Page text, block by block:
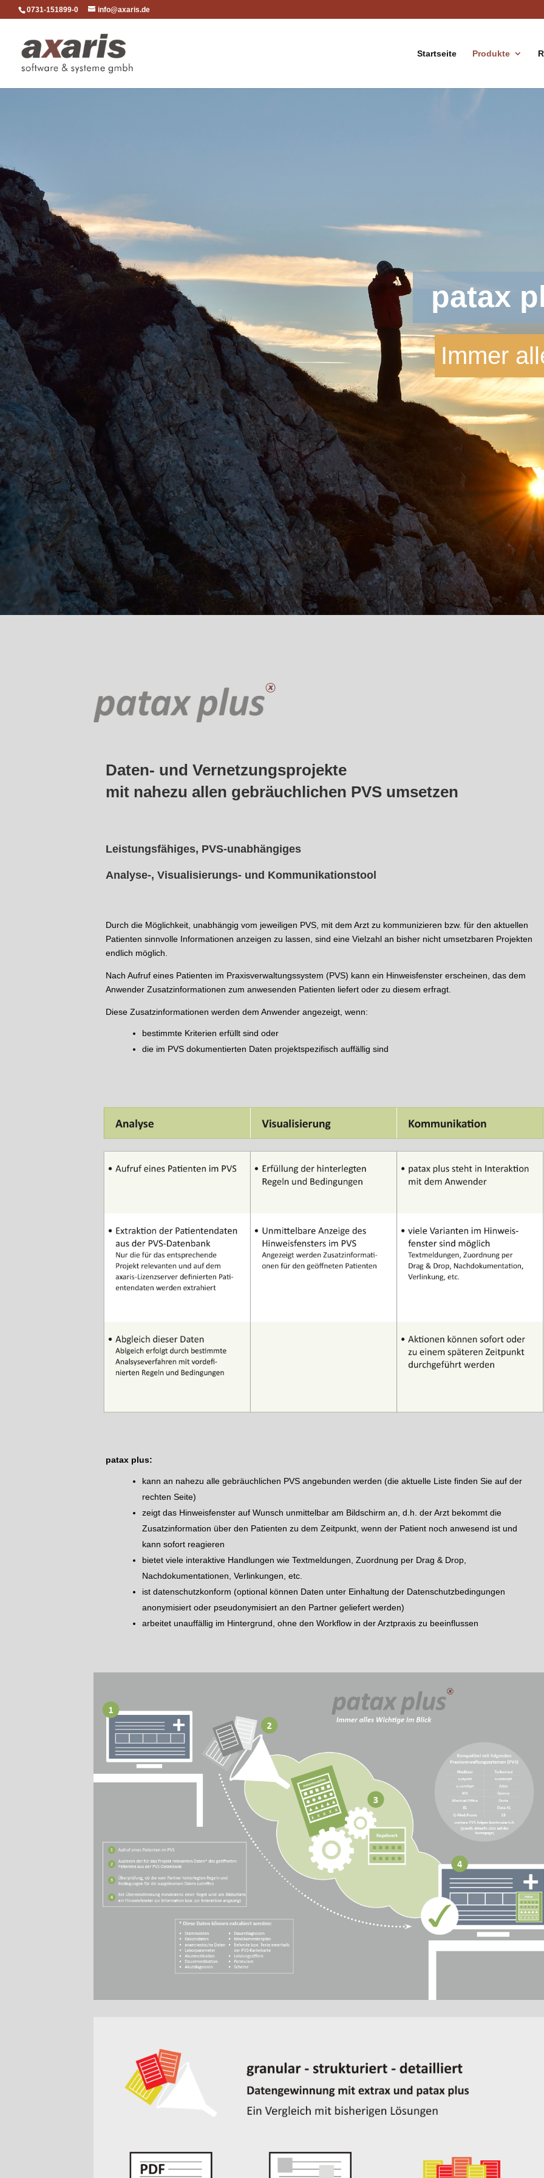
0731-151899-0 info@axaris.de
Startseite Produkte
patax
Immer
Daten- und Vernetzungsprojekte
mit nahezu allen gebräuchlichen PVS umsetzen
Leistungsfähiges, PVS-unabhängiges
Analyse-, Visualisierungs- und Kommunikationstool
Durch die Möglichkeit, unabhängig vom jeweiligen PVS, mit dem Arzt zu kommunizieren bzw. für den aktuellen
Patienten sinnvolle Informationen anzeigen zu lassen, sind eine Vielzahl an bisher nicht umsetzbaren Projekten
endlich möglich.
Nach Aufruf eines Patienten im Praxisverwaltungssystem (PVS) kann ein Hinweisfenster erscheinen, das dem
Anwender Zusatzinformationen zum anwesenden Patienten liefert oder zu diesem erfragt.
Diese Zusatzinformationen werden dem Anwender angezeigt, wenn:
bestimmte Kriterien erfüllt sind oder
die im PVS dokumentierten Daten projektspezifisch auffällig sind
patax plus:
kann an nahezu alle gebräuchlichen PVS angebunden werden (die aktuelle Liste finden Sie auf der
rechten Seite)
zeigt das Hinweisfenster auf Wunsch unmittelbar am Bildschirm an, d.h. der Arzt bekommt die
Zusatzinformation über den Patienten zu dem Zeitpunkt, wenn der Patient noch anwesend ist und
kann sofort reagieren
bietet viele interaktive Handlungen wie Textmeldungen, Zuordnung per Drag & Drop,
Nachdokumentationen, Verlinkungen, etc.
ist datenschutzkonform (optional können Daten unter Einhaltung der Datenschutzbedingungen
anonymisiert oder pseudonymisiert an den Partner geliefert werden)
arbeitet unauffällig im Hintergrund, ohne den Workflow in der Arztpraxis zu beeinflussen